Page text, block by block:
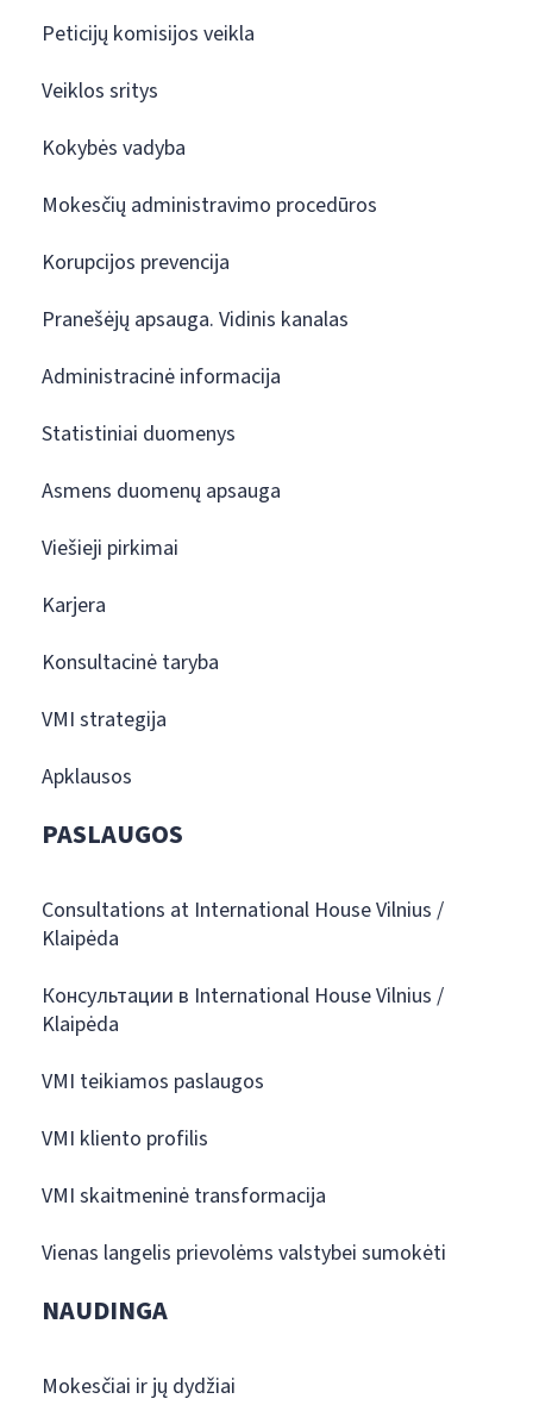
Peticijų komisijos veikla
Veiklos sritys
Kokybės vadyba
Mokesčių administravimo procedūros
Korupcijos prevencija
Pranešėjų apsauga. Vidinis kanalas
Administracinė informacija
Statistiniai duomenys
Asmens duomenų apsauga
Viešieji pirkimai
Karjera
Konsultacinė taryba
VMI strategija
Apklausos
PASLAUGOS
Consultations at International House Vilnius /
Klaipėda
Консультации в International House Vilnius /
Klaipėda
VMI teikiamos paslaugos
VMI kliento profilis
VMI skaitmeninė transformacija
Vienas langelis prievolėms valstybei sumokėti
NAUDINGA
Mokesčiai ir jų dydžiai